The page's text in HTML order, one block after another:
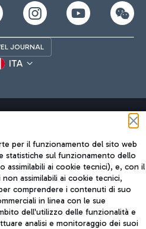
JOURNAL
ITA
soggetta a direzione e
di Roma 13032990155 P.
int. vers.
1 - 00054 Fiumicino (RM)
per il funzionamento del sito web
statistiche sul funzionamento dello
assimilabili ai cookie tecnici), e, con il
assimilabili ai cookie tecnici,
comprendere i contenuti di suo
in linea con le sue
dell'utilizzo delle funzionalità e
analisi e monitoraggio dei suoi